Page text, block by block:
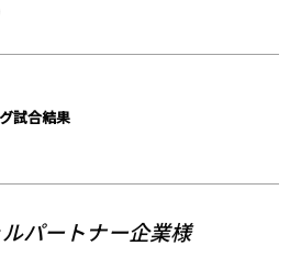
試合結果
パートナー企業様